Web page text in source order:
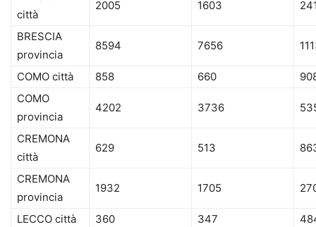
città
2005 1603
BRESCIA
provincia
8594 7656
COMO città 858 660
COMO
provincia
4202 3736
CREMONA
città
629 513
CREMONA
provincia
1932 1705
LECCO città 360 347